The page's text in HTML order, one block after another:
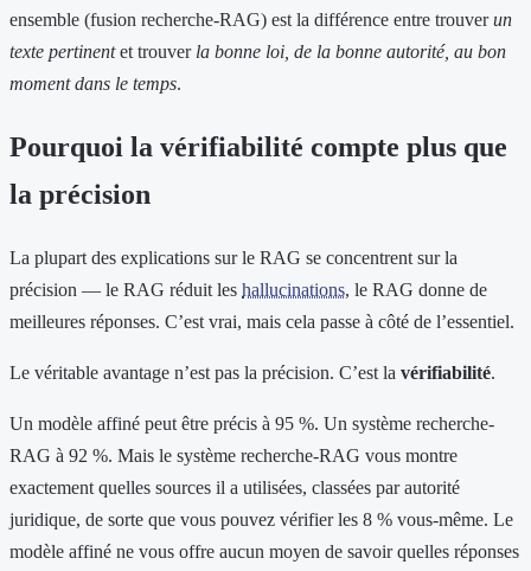
ensemble (fusion recherche-RAG) est la différence entre trouverun
texte pertinentet trouver la bonne loi, de la bonne autorité, au bon
moment dans le temps.
Pourquoi la vérifiabilité compte plus que
la précision
La plupart des explications sur le RAG se concentrent sur la
précision — le RAG réduit les hallucinations, le RAG donne de
meilleures réponses. C’est vrai, mais cela passe à côté de l’essentiel.
Le véritable avantage n’est pas la précision. C’est la vérifiabilité.
Un modèle affiné peut être précis à 95 %. Un système recherche-
RAG à 92 %. Mais le système recherche-RAG vous montre
exactement quelles sources il a utilisées, classées par autorité
juridique, de sorte que vous pouvez vérifier les 8 % vous-même. Le
modèle affiné ne vous offre aucun moyen de savoir quelles réponses